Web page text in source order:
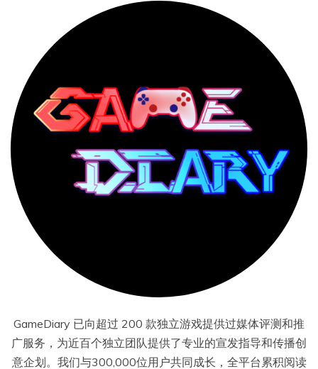
GameDiary 已向超过 200 款独立游戏提供过媒体评测和推
广服务，为近百个独立团队提供了专业的宣发指导和传播创
意企划。我们与300,000位用户共同成长，全平台累积阅读